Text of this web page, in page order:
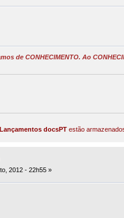
de CONHECIMENTO. Ao
Lançamentos docsPT estão
2012 - 22h55 »